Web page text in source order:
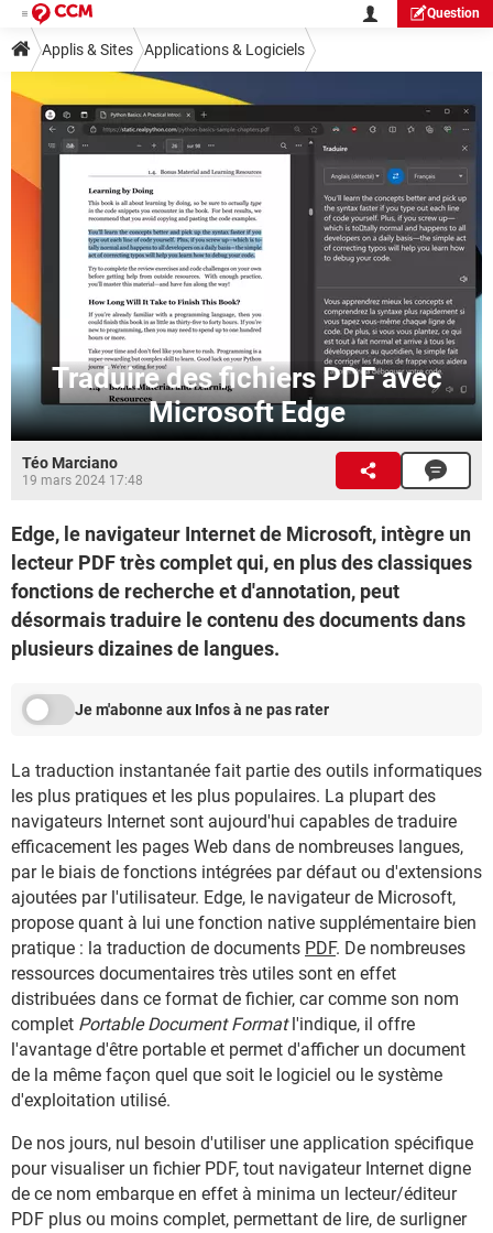
Question
Applis & Sites Applications & Logiciels
Traduire des fichiers PDF avec
Microsoft Edge
Téo Marciano
19 mars 2024 17:48
Edge, le navigateur Internet de Microsoft, intègre un
lecteur PDF très complet qui, en plus des classiques
fonctions de recherche et d'annotation, peut
désormais traduire le contenu des documents dans
plusieurs dizaines de langues.
Je m'abonne aux Infos à ne pas rater
La traduction instantanée fait partie des outils informatiques
les plus pratiques et les plus populaires. La plupart des
navigateurs Internet sont aujourd'hui capables de traduire
efficacement les pages Web dans de nombreuses langues,
par le biais de fonctions intégrées par défaut ou d'extensions
ajoutées par l'utilisateur. Edge, le navigateur de Microsoft,
propose quant à lui une fonction native supplémentaire bien
pratique : la traduction de documents PDF. De nombreuses
ressources documentaires très utiles sont en effet
distribuées dans ce format de fichier, car comme son nom
complet Portable Document Formatl'indique, il offre
l'avantage d'être portable et permet d'afficher un document
de la même façon quel que soit le logiciel ou le système
d'exploitation utilisé.
De nos jours, nul besoin d'utiliser une application spécifique
pour visualiser un fichier PDF, tout navigateur Internet digne
de ce nom embarque en effet à minima un lecteur/éditeur
PDF plus ou moins complet, permettant de lire, de surligner